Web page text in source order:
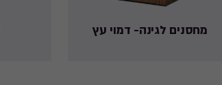
מחסנים לגינה- דמוי עץ